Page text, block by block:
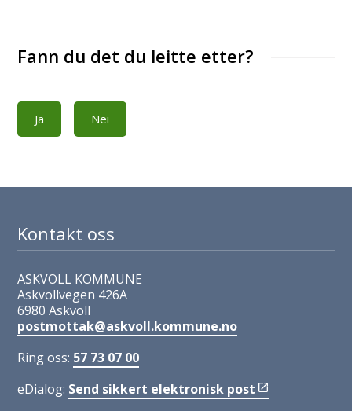
Fann du det du leitte etter?
Ja Nei
Kontakt oss
ASKVOLL KOMMUNE
Askvollvegen 426A
6980 Askvoll
postmottak@askvoll.kommune.no
Ring oss: 57 73 07 00
eDialog: Send sikkert elektronisk post